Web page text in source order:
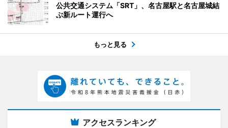
公共交通システム「SRT」、名古屋駅と名古屋城結
ぶ新ルート運行へ
もっと見る
アクセスランキング